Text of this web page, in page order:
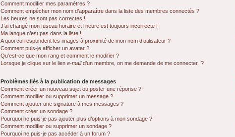
Comment modifier mes paramètres ?
Comment empêcher mon nom d’apparaître dans la liste des membres connectés ?
Les heures ne sont pas correctes !
J’ai changé mon fuseau horaire et l’heure est toujours incorrecte !
Ma langue n’est pas dans la liste !
A quoi correspondent les images à proximité de mon nom d’utilisateur ?
Comment puis-je afficher un avatar ?
Qu’est-ce que mon rang et comment le modifier ?
Lorsque je clique sur le lien e-maild’un membre, on me demande de me connecter !?
Problèmes liés à la publication de messages
Comment créer un nouveau sujet ou poster une réponse ?
Comment modifier ou supprimer un message ?
Comment ajouter une signature à mes messages ?
Comment créer un sondage ?
Pourquoi ne puis-je pas ajouter plus d’options à mon sondage ?
Comment modifier ou supprimer un sondage ?
Pourquoi ne puis-je pas accéder à un forum ?